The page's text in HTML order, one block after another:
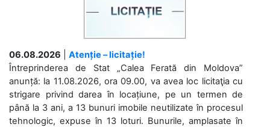
06.08.2026
Atenție – licitație!
Întreprinderea de Stat „Calea Ferată din Moldova”
anunță: la 11.08.2026, ora 09.00, va avea loc licitaţia cu
strigare privind darea în locațiune, pe un termen de
până la 3 ani, a 13 bunuri imobile neutilizate în procesul
tehnologic, expuse în 13 loturi. Bunurile, amplasate în